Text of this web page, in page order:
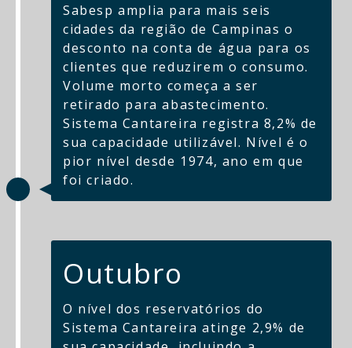
Sabesp amplia para mais seis
cidades da região de Campinas o
desconto na conta de água para os
clientes que reduzirem o consumo.
Volume morto começa a ser
retirado para abastecimento.
Sistema Cantareira registra 8,2% de
sua capacidade utilizável. Nível é o
pior nível desde 1974, ano em que
foi criado.
Outubro
O nível dos reservatórios do
Sistema Cantareira atinge 2,9% de